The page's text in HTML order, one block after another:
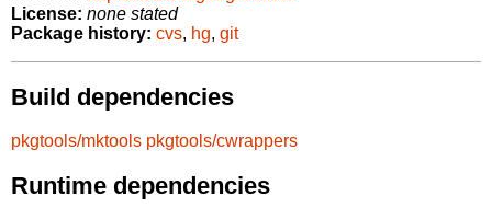
License: none stated
Package history: cvs, hg, git
Build dependencies
pkgtools/mktools pkgtools/cwrappers
Runtime dependencies